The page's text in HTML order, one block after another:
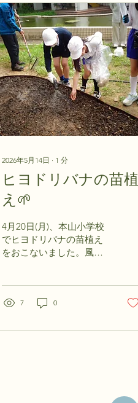
2026年5月14日 ∙ 1 分
ヒヨドリバナの苗植
え🌱
4月20日(月)、本山小学校
でヒヨドリバナの苗植え
をおこないました。風の
ったら、竜王山中腹の花
ヒヨドリバナの蜜を求め
7 0